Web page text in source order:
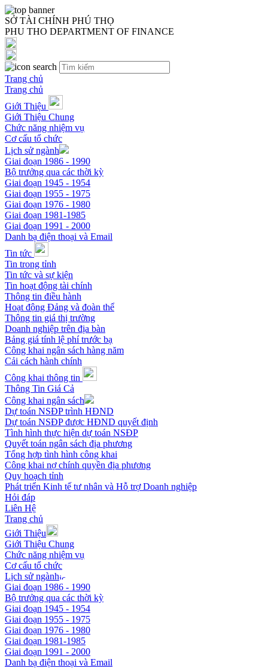
SỞ TÀI CHÍNH PHÚ THỌ
PHU THO DEPARTMENT OF FINANCE
Trang chủ
Trang chủ
Giới Thiệu
Giới Thiệu Chung
Chức năng nhiệm vụ
Cơ cấu tổ chức
Lịch sử ngành
Giai đoạn 1986 - 1990
Bộ trưởng qua các thời kỳ
Giai đoạn 1945 - 1954
Giai đoạn 1955 - 1975
Giai đoạn 1976 - 1980
Giai đoạn 1981-1985
Giai đoạn 1991 - 2000
Danh bạ điện thoại và Email
Tin tức
Tin trong tỉnh
Tin tức và sự kiện
Tin hoạt động tài chính
Thông tin điều hành
Hoạt động Đảng và đoàn thể
Thông tin giá thị trường
Doanh nghiệp trên địa bàn
Bảng giá tính lệ phí trước bạ
Công khai ngân sách hàng năm
Cải cách hành chính
Công khai thông tin
Thông Tin Giá Cả
Công khai ngân sách
Dự toán NSĐP trình HĐND
Dự toán NSĐP được HĐND quyết định
Tình hình thực hiện dự toán NSĐP
Quyết toán ngân sách địa phương
Tổng hợp tình hình công khai
Công khai nợ chính quyền địa phương
Quy hoạch tỉnh
Phát triển Kinh tế tư nhân và Hỗ trợ Doanh nghiệp
Hỏi đáp
Liên Hệ
Trang chủ
Giới Thiệu
Giới Thiệu Chung
Chức năng nhiệm vụ
Cơ cấu tổ chức
Lịch sử ngành
Giai đoạn 1986 - 1990
Bộ trưởng qua các thời kỳ
Giai đoạn 1945 - 1954
Giai đoạn 1955 - 1975
Giai đoạn 1976 - 1980
Giai đoạn 1981-1985
Giai đoạn 1991 - 2000
Danh bạ điện thoại và Email